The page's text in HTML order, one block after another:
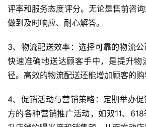
首
自
媒
G
评率和服务态度评分。无论是售前咨
做到及时响应、耐心解答。
3、物流配送效率：选择可靠的物流
快速准确地送达顾客手中，是提升物
径。高效的物流配送还能增加顾客的购
4、促销活动与营销策略：定期举办
方的各种营销推广活动，如双11、